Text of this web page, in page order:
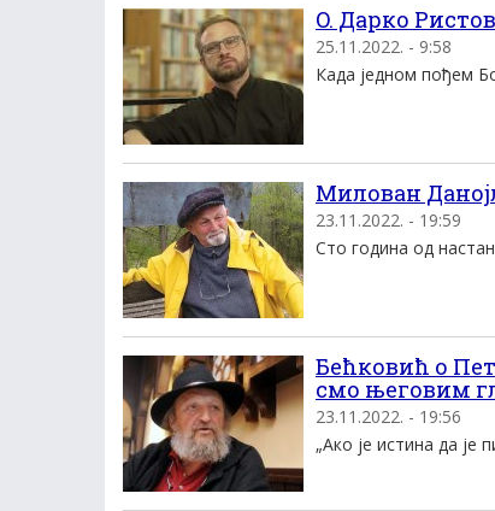
O. Дарко
25.11.2022. - 9:58
Када једном пођем
Милован
23.11.2022. - 19:59
Стo гoдинa oд
Бећковић о
смо његовим
23.11.2022. - 19:56
„Ако је истина да је